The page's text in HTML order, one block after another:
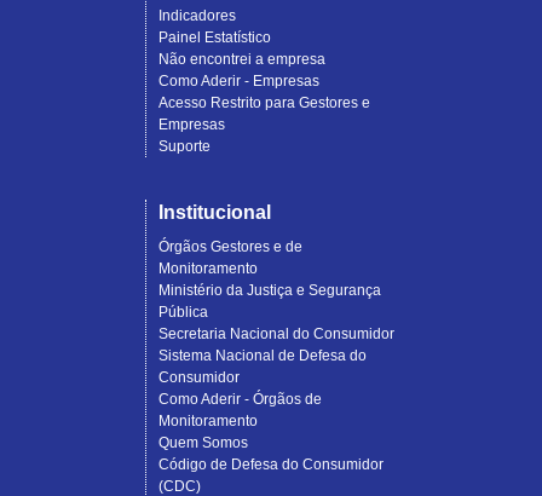
Indicadores
Painel Estatístico
Não encontrei a empresa
Como Aderir - Empresas
Acesso Restrito para Gestores e
Empresas
Suporte
Institucional
Órgãos Gestores e de
Monitoramento
Ministério da Justiça e Segurança
Pública
Secretaria Nacional do Consumidor
Sistema Nacional de Defesa do
Consumidor
Como Aderir - Órgãos de
Monitoramento
Quem Somos
Código de Defesa do Consumidor
(CDC)